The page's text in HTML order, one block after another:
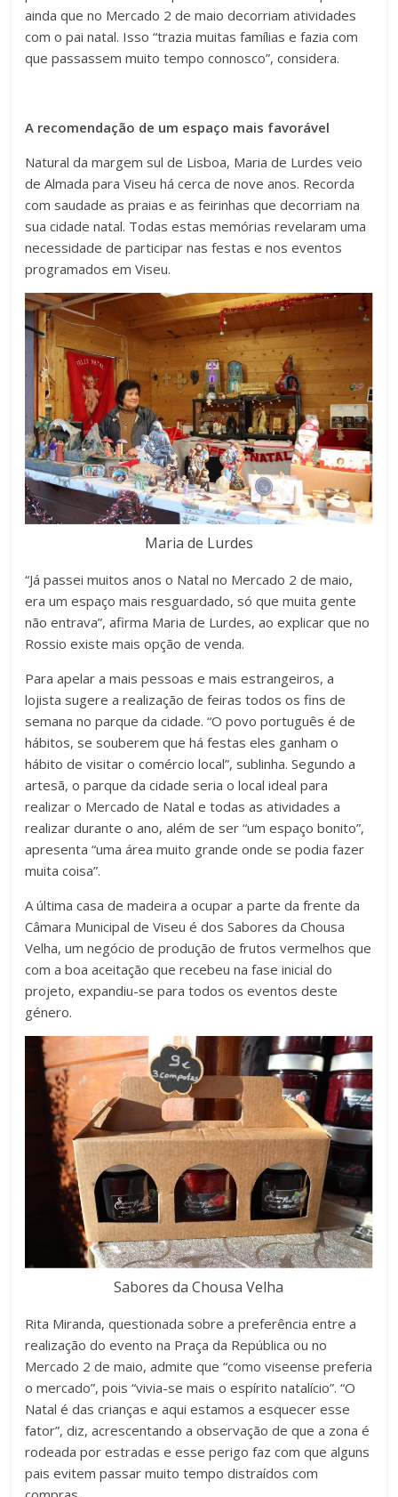
ainda que no Mercado 2 de maio decorriam atividades
com o pai natal. Isso “trazia muitas famílias e fazia com
que passassem muito tempo connosco”, considera.
A recomendação de um espaço mais favorável
Natural da margem sul de Lisboa, Maria de Lurdes veio
de Almada para Viseu há cerca de nove anos. Recorda
com saudade as praias e as feirinhas que decorriam na
sua cidade natal. Todas estas memórias revelaram uma
necessidade de participar nas festas e nos eventos
programados em Viseu.
Maria de Lurdes
“Já passei muitos anos o Natal no Mercado 2 de maio,
era um espaço mais resguardado, só que muita gente
não entrava”, afirma Maria de Lurdes, ao explicar que no
Rossio existe mais opção de venda.
Para apelar a mais pessoas e mais estrangeiros, a
lojista sugere a realização de feiras todos os fins de
semana no parque da cidade. “O povo português é de
hábitos, se souberem que há festas eles ganham o
hábito de visitar o comércio local”, sublinha. Segundo a
artesã, o parque da cidade seria o local ideal para
realizar o Mercado de Natal e todas as atividades a
realizar durante o ano, além de ser “um espaço bonito”,
apresenta “uma área muito grande onde se podia fazer
muita coisa”.
A última casa de madeira a ocupar a parte da frente da
Câmara Municipal de Viseu é dos Sabores da Chousa
Velha, um negócio de produção de frutos vermelhos que
com a boa aceitação que recebeu na fase inicial do
projeto, expandiu-se para todos os eventos deste
género.
Sabores da Chousa Velha
Rita Miranda, questionada sobre a preferência entre a
realização do evento na Praça da República ou no
Mercado 2 de maio, admite que “como viseense preferia
o mercado”, pois “vivia-se mais o espírito natalício”. “O
Natal é das crianças e aqui estamos a esquecer esse
fator”, diz, acrescentando a observação de que a zona é
rodeada por estradas e esse perigo faz com que alguns
pais evitem passar muito tempo distraídos com